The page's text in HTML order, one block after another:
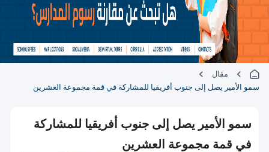
مقال
سمو الأمير يصل إلى جنوب أفريقيا للمشاركة في قمة مجموعة العشرين
سمو الأمير يصل إلى جنوب أفريقيا للمشاركة
في قمة مجموعة العشرين